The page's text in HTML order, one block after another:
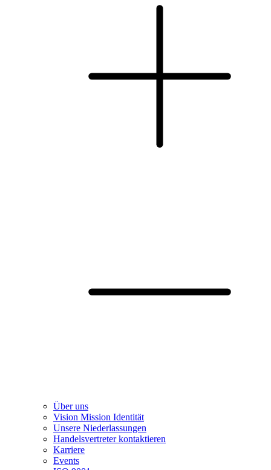
Über uns
Vision Mission Identität
Unsere Niederlassungen
Handelsvertreter kontaktieren
Karriere
Events